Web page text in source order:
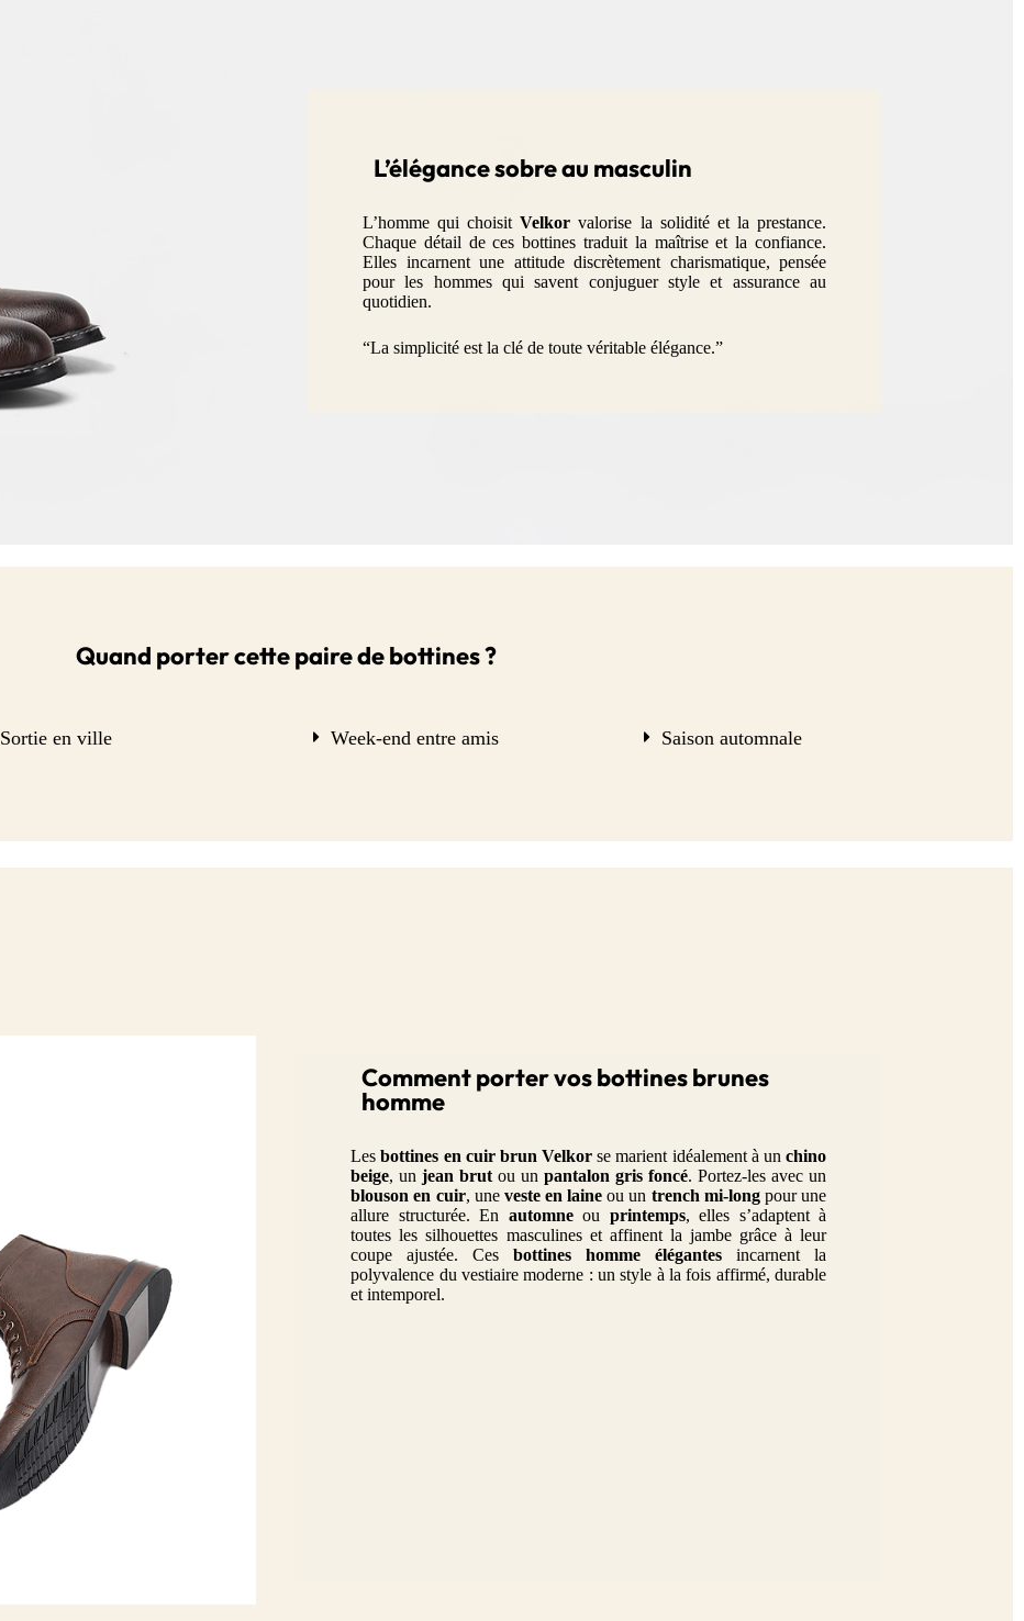
L’élégance sobre au masculin
L’homme qui choisitVelkor valorise la solidité et la prestance.
Chaque détail de ces bottines traduit la maîtrise et la confiance.
Elles incarnent une attitude discrètement charismatique, pensée
pour les hommes qui savent conjuguer style et assurance au
quotidien.
“La simplicité est la clé de toute véritable élégance.”
Quand porter cette paire de bottines ?
Sortie en ville Week-end entre amis Saison automnale
Comment porter vos bottines brunes
homme
Lesbottines en cuir brun Velkor se marient idéalement à un chino
beige, unjean brut ou unpantalon gris foncé. Portez-les avec un
blouson en cuir, une veste en laine ou un trench mi-longpour une
allure structurée. En automneou printemps, elles s’adaptent à
toutes les silhouettes masculines et affinent la jambe grâce à leur
coupe ajustée. Cesbottines homme élégantes incarnent la
polyvalence du vestiaire moderne : un style à la fois affirmé, durable
et intemporel.